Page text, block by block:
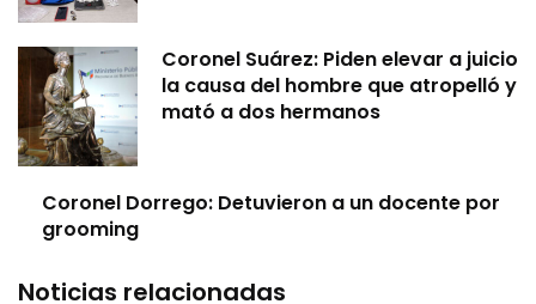
Coronel Suárez: Piden elevar a juicio
la causa del hombre que atropelló y
mató a dos hermanos
Coronel Dorrego: Detuvieron a un docente por
grooming
Noticias relacionadas